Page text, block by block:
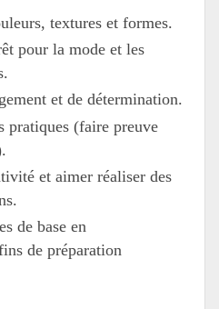
textures et formes.
pour la mode et les
et de détermination.
pratiques (faire preuve
et aimer réaliser des
de base en
de préparation